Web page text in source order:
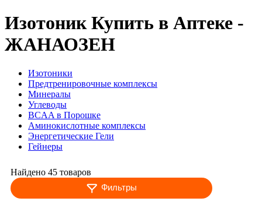
Изотоник Купить в Аптеке -
ЖАНАОЗЕН
Изотоники
Предтренировочные комплексы
Минералы
Углеводы
BCAA в Порошке
Аминокислотные комплексы
Энергетические Гели
Гейнеры
Найдено 45 товаров
Фильтры